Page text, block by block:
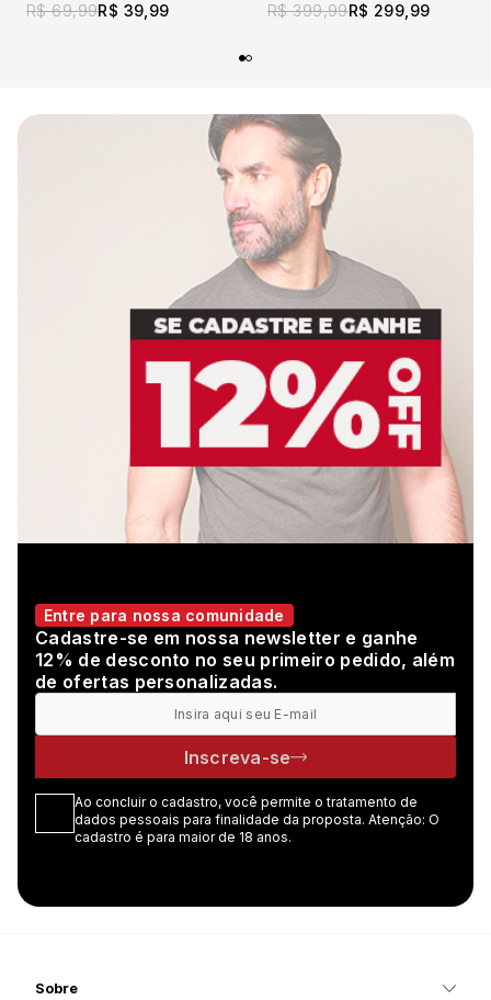
R$ 69,99R$ 39,99 R$ 399,99R$ 299,99
Entre para nossa comunidade
Cadastre-se em nossa newsletter e ganhe
12% de desconto no seu primeiro pedido, além
de ofertas personalizadas.
Inscreva-se
Ao concluir o cadastro, você permite o tratamento de
dados pessoais para finalidade da proposta. Atenção: O
cadastro é para maior de 18 anos.
Sobre